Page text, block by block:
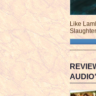
Like
Slaughter